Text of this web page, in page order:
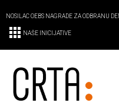
NOSILAC OEBS NAGRADE ZA ODBRANU
NAŠE INICIJATIVE